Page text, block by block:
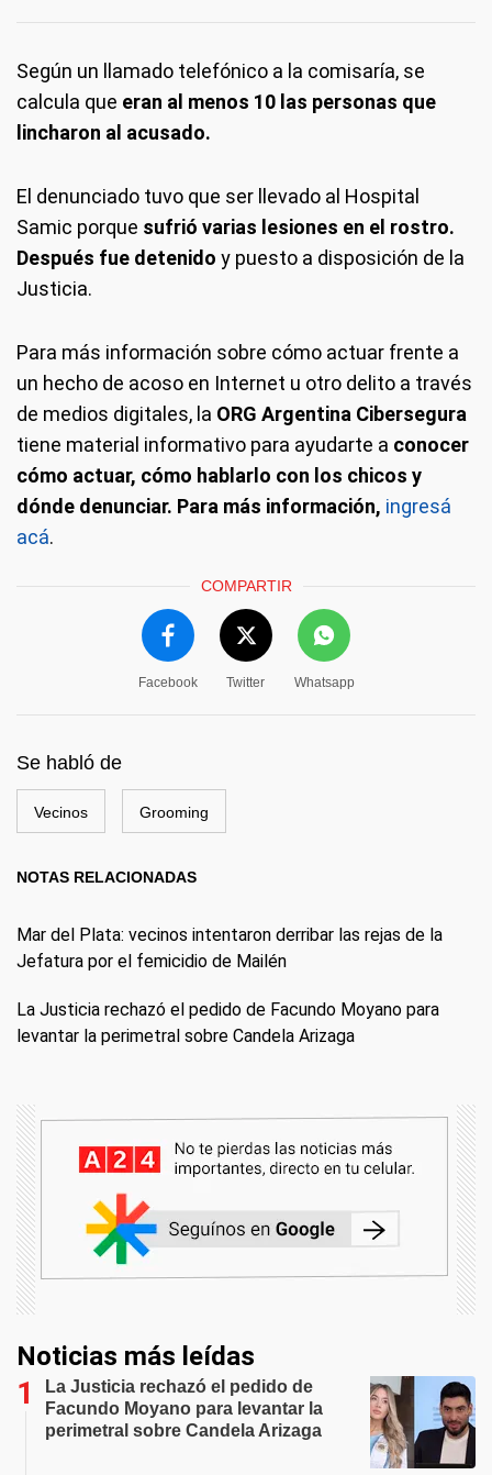
Según un llamado telefónico a la comisaría, se
calcula que eran al menos 10 las personas que
lincharon al acusado.
El denunciado tuvo que ser llevado al Hospital
Samic porque sufrió varias lesiones en el rostro.
Después fue detenido y puesto a disposición de la
Justicia.
Para más información sobre cómo actuar frente a
un hecho de acoso en Internet u otro delito a través
de medios digitales, la ORG Argentina Cibersegura
tiene material informativo para ayudarte a conocer
cómo actuar, cómo hablarlo con los chicos y
dónde denunciar. Para más información, ingresá
acá.
COMPARTIR
Facebook Twitter Whatsapp
Se habló de
Vecinos Grooming
NOTAS RELACIONADAS
Mar del Plata: vecinos intentaron derribar las rejas de la
Jefatura por el femicidio de Mailén
La Justicia rechazó el pedido de Facundo Moyano para
levantar la perimetral sobre Candela Arizaga
Noticias más leídas
La Justicia rechazó el pedido de
Facundo Moyano para levantar la
perimetral sobre Candela Arizaga